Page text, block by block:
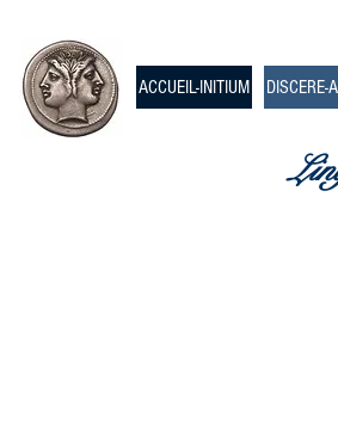
ACCUEIL-INITIUM DISCERE-